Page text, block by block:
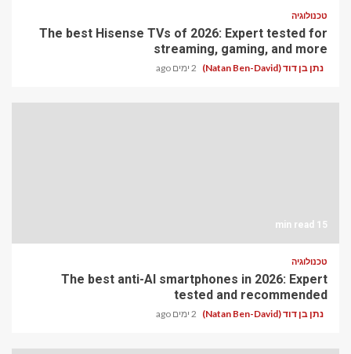
טכנולוגיה
The best Hisense TVs of 2026: Expert tested for
streaming, gaming, and more
נתן בן דוד (Natan Ben-David) 2 ימים ago
15 min read
טכנולוגיה
The best anti-AI smartphones in 2026: Expert
tested and recommended
נתן בן דוד (Natan Ben-David) 2 ימים ago